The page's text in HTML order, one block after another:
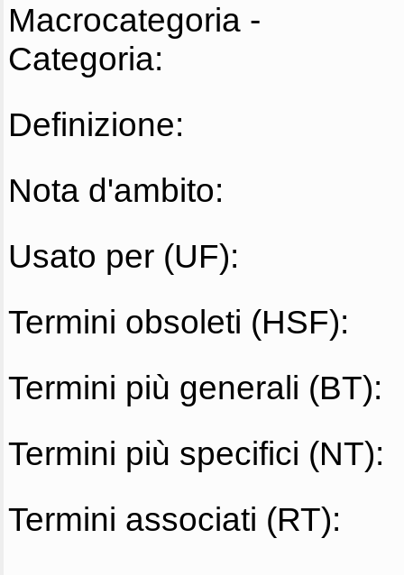
Macrocategoria -
Categoria:
Definizione:
Nota d'ambito:
Usato per (UF):
Termini obsoleti (HSF):
Termini più generali (BT):
Termini più specifici (NT):
Termini associati (RT):